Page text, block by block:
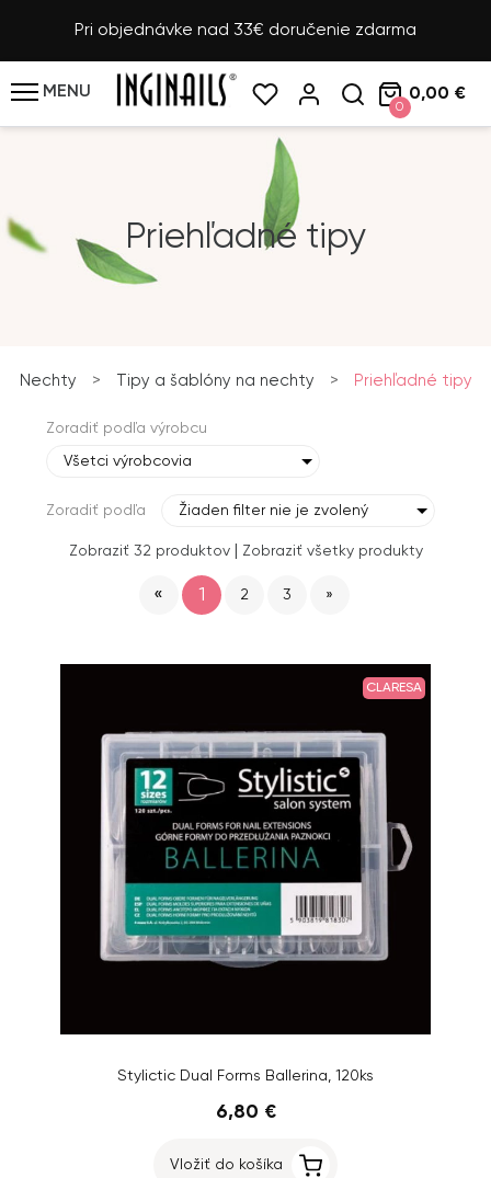
Pri objednávke nad 33€ doručenie zdarma
MENU
0
0,00 €
Priehľadné tipy
Nechty > Tipy a šablóny na nechty > Priehľadné tipy
Zoradiť podľa výrobcu
Všetci výrobcovia
Zoradiť podľa Žiaden filter nie je zvolený
Zobraziť 32 produktov| Zobraziť všetky produkty
« 1 2 3 »
CLARESA
Stylictic Dual Forms Ballerina, 120ks
6,80 €
Vložiť do košíka